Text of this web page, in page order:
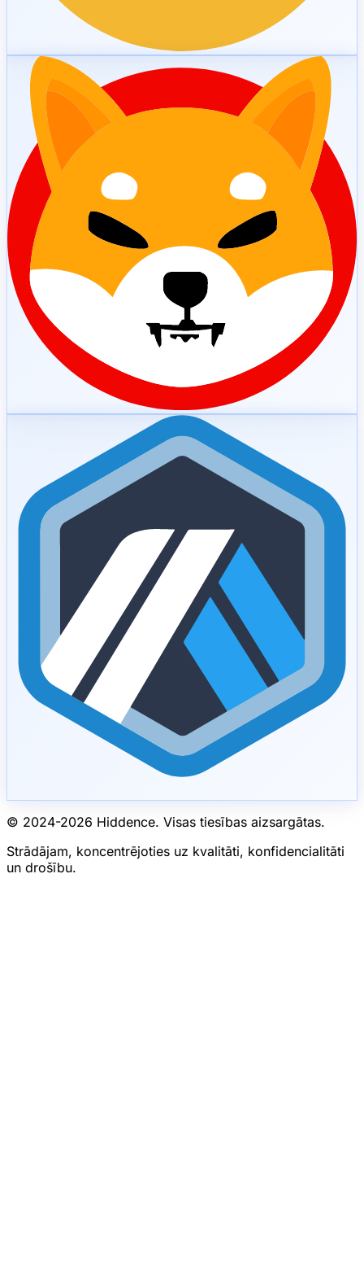
© 2024-2026 Hiddence. Visas tiesības aizsargātas.
Strādājam, koncentrējoties uz kvalitāti, konfidencialitāti
un drošību.